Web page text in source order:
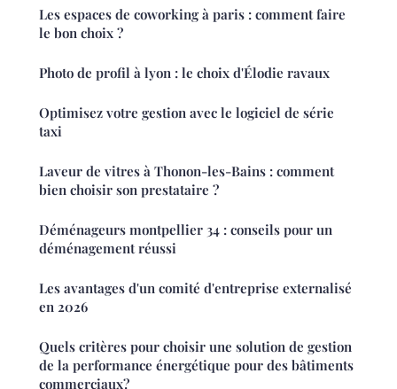
Les espaces de coworking à paris : comment faire
le bon choix ?
Photo de profil à lyon : le choix d'Élodie ravaux
Optimisez votre gestion avec le logiciel de série
taxi
Laveur de vitres à Thonon-les-Bains : comment
bien choisir son prestataire ?
Déménageurs montpellier 34 : conseils pour un
déménagement réussi
Les avantages d'un comité d'entreprise externalisé
en 2026
Quels critères pour choisir une solution de gestion
de la performance énergétique pour des bâtiments
commerciaux?